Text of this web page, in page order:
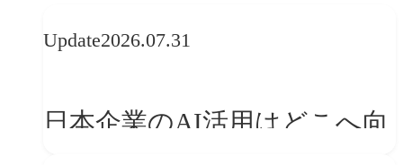
Update2026.07.31
日本企業のAI活用はどこへ向